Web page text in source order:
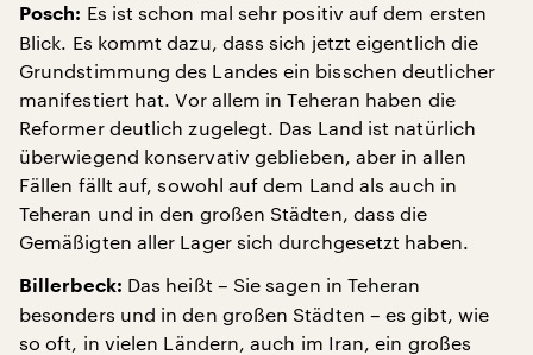
Posch: Es ist schon mal sehr positiv auf dem ersten
Blick. Es kommt dazu, dass sich jetzt eigentlich die
Grundstimmung des Landes ein bisschen deutlicher
manifestiert hat. Vor allem in Teheran haben die
Reformer deutlich zugelegt. Das Land ist natürlich
überwiegend konservativ geblieben, aber in allen
Fällen fällt auf, sowohl auf dem Land als auch in
Teheran und in den großen Städten, dass die
Gemäßigten aller Lager sich durchgesetzt haben.
Billerbeck: Das heißt – Sie sagen in Teheran
besonders und in den großen Städten – es gibt, wie
so oft, in vielen Ländern, auch im Iran, ein großes